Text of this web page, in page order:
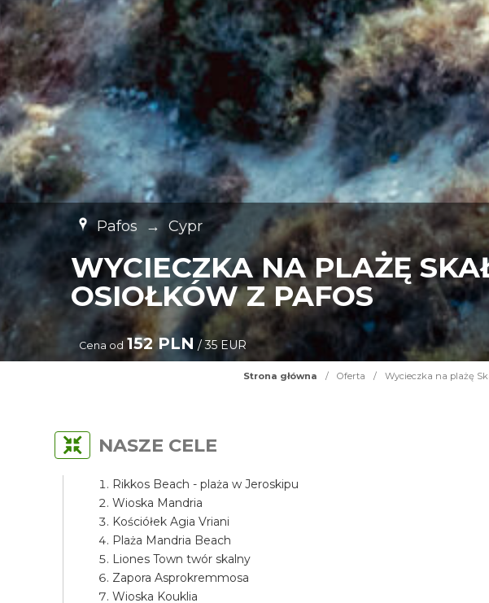
Pafos → Cypr
WYCIECZKA NA PLAŻĘ
OSIOŁKÓW Z PAFOS
Cena od 152 PLN / 35 EUR
Strona główna / Oferta / Wycieczka na plażę
NASZE CELE
Rikkos Beach - plaża w Jeroskipu
Wioska Mandria
Kościółek Agia Vriani
Plaża Mandria Beach
Liones Town twór skalny
Zapora Asprokremmosa
Wioska Kouklia